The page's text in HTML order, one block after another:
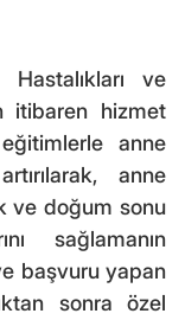
ve
itibaren hizmet
anne
anne
ve doğum sonu
sağlamanın
başvuru yapan
sonra özel